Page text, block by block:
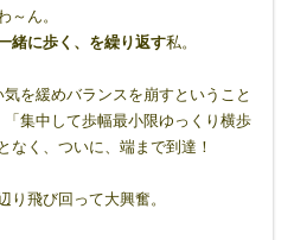
～ん。
緒に歩く、を繰り返す私。
を緩めバランスを崩すということ
集中して歩幅最小限ゆっくり横歩
なく、ついに、端まで到達！
り飛び回って大興奮。